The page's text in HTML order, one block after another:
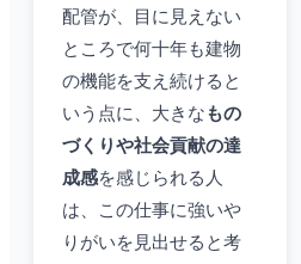
配管が、目に見えない
ところで何十年も建物
の機能を支え続けると
いう点に、大きなもの
づくりや社会貢献の達
成感を感じられる人
は、この仕事に強いや
りがいを見出せると考